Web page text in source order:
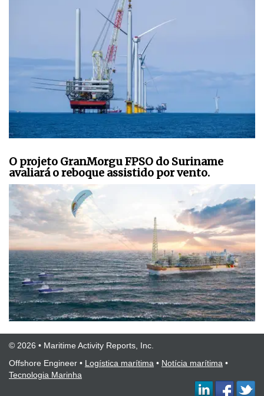
O projeto GranMorgu FPSO do Suriname
avaliará o reboque assistido por vento.
© 2026 • Maritime Activity Reports, Inc.
Offshore Engineer • Logística marítima • Notícia marítima •
Tecnologia Marinha